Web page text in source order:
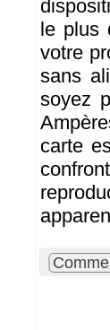
le plus
votre
sans
soyez
carte